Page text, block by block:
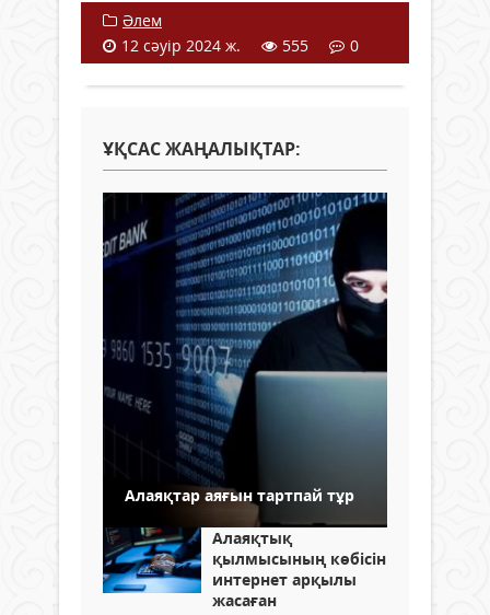
Әлем
12 сәуір 2024 ж.
555 0
ҰҚСАС ЖАҢАЛЫҚТАР:
Алаяқтар аяғын тартпай тұр
Алаяқтық
қылмысының көбісін
интернет арқылы
жасаған